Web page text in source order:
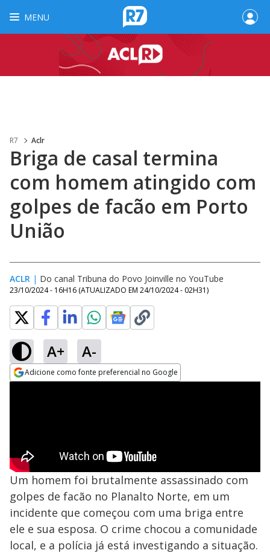
MENU
R7 Aclr
Briga de casal termina
com homem atingido com
golpes de facão em Porto
União
ACLR | Do canal Tribuna do Povo Joinville no YouTube
23/10/2024 - 16H16 (ATUALIZADO EM 24/10/2024 - 02H31)
A+ A-
Adicione como fonte preferencial no Google
Um homem foi brutalmente assassinado com
golpes de facão no Planalto Norte, em um
incidente que começou com uma briga entre
ele e sua esposa. O crime chocou a comunidade
local, e a polícia já está investigando a situação.